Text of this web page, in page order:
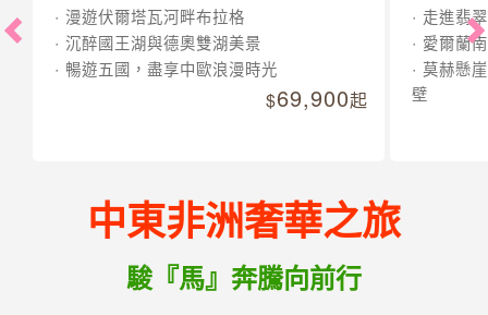
漫遊伏爾塔瓦河畔布拉格
沉醉國王湖與德奧雙湖美景
暢遊五國，盡享中歐浪漫時光
69,900起
走進翡
愛爾蘭
莫赫懸
壁
中東非洲奢華之旅
駿『馬』奔騰向前行